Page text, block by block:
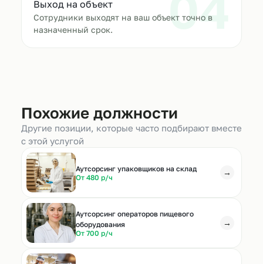
Выход на объект
Сотрудники выходят на ваш объект точно в
назначенный срок.
Похожие должности
Другие позиции, которые часто подбирают вместе
с этой услугой
Аутсорсинг упаковщиков на склад
От 480 р/ч
→
Аутсорсинг операторов пищевого
оборудования
От 700 р/ч
→